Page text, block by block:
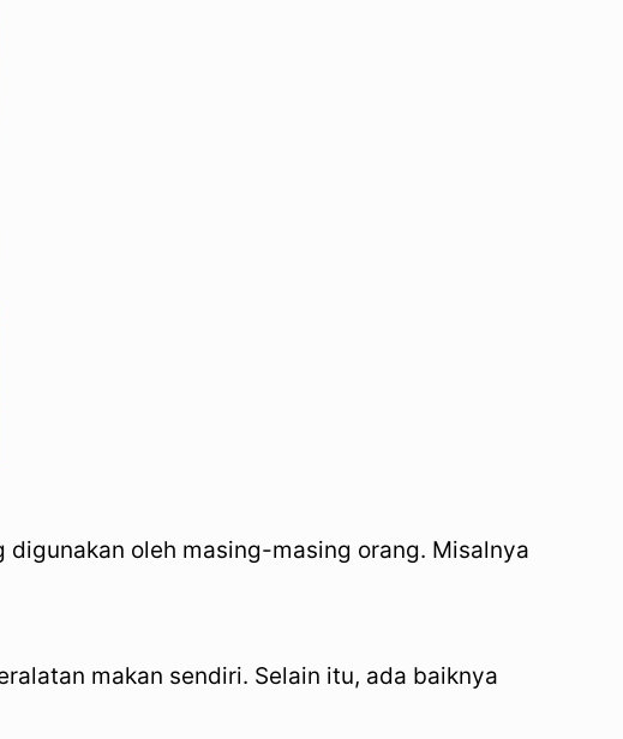
oleh masing-masing orang. Misalnya
makan sendiri. Selain itu, ada baiknya